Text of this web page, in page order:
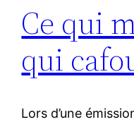
Ce qui
qui
Lors d’une